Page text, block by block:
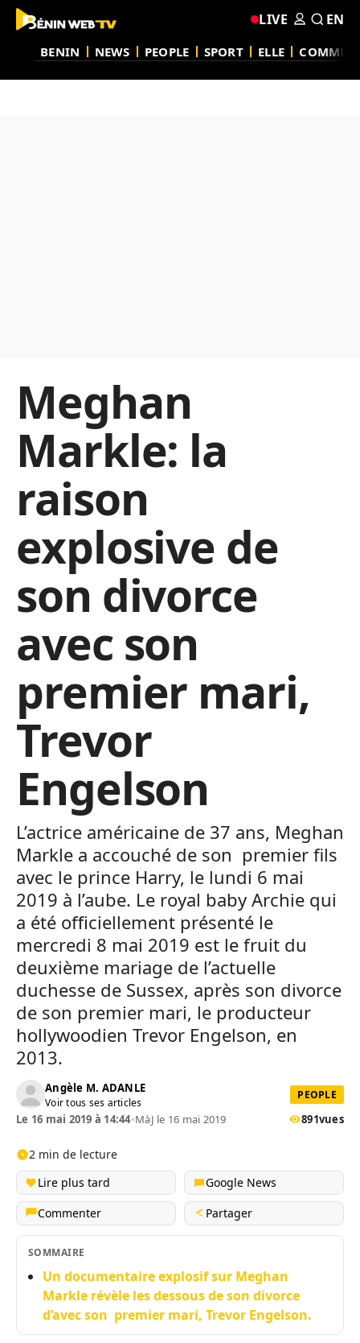
BENIN NEWS PEOPLE SPORT ELLE
LIVE EN
Meghan
Markle: la
raison
explosive de
son divorce
avec son
premier mari,
Trevor
Engelson
L’actrice américaine de 37 ans, Meghan
Markle a accouché de son premier fils
avec le prince Harry, le lundi 6 mai
2019 à l’aube. Le royal baby Archie qui
a été officiellement présenté le
mercredi 8 mai 2019 est le fruit du
deuxième mariage de l’actuelle
duchesse de Sussex, après son divorce
de son premier mari, le producteur
hollywoodien Trevor Engelson, en
2013.
Angèle M. ADANLE
Voir tous ses articles
PEOPLE
Le 16 mai 2019 à 14:44•MàJ le 16 mai 2019 891vues
2 min de lecture
Lire plus tard
Google News
Commenter
Partager
SOMMAIRE
Un documentaire explosif sur Meghan
Markle révèle les dessous de son divorce
d’avec son premier mari, Trevor Engelson.